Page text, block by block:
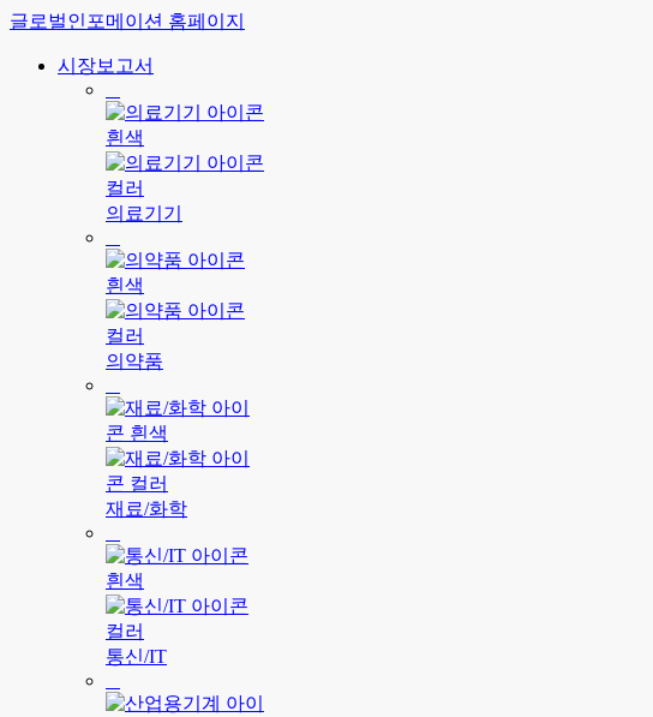
글로벌인포메이션 홈페이지
시장보고서
의료기기
의약품
재료/화학
통신/IT